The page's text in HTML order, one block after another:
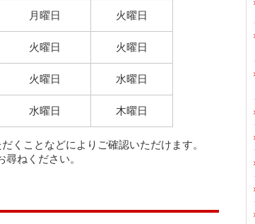
月曜日 火曜日
火曜日 火曜日
火曜日 水曜日
水曜日 木曜日
くことなどによりご確認いただけます。
ねください。